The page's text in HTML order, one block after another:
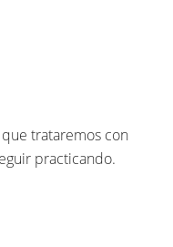
trataremos con
practicando.